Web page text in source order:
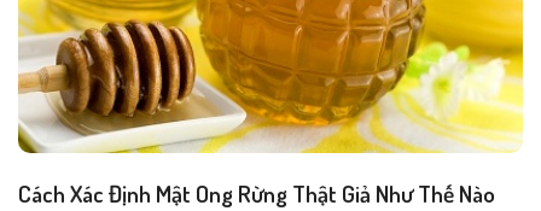
Cách Xác Định Mật Ong Rừng Thật Giả Như Thế Nào